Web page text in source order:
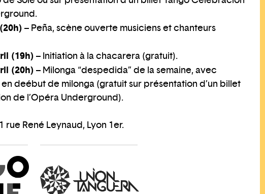
– Peña, scène ouverte musiciens et chanteurs
(19h) – Initiation à la chacarera (gratuit).
(20h) – Milonga “despedida” de la semaine, avec
deébut de milonga (gratuit sur présentation d’un billet
de l’Opéra Underground).
rue René Leynaud, Lyon 1er.